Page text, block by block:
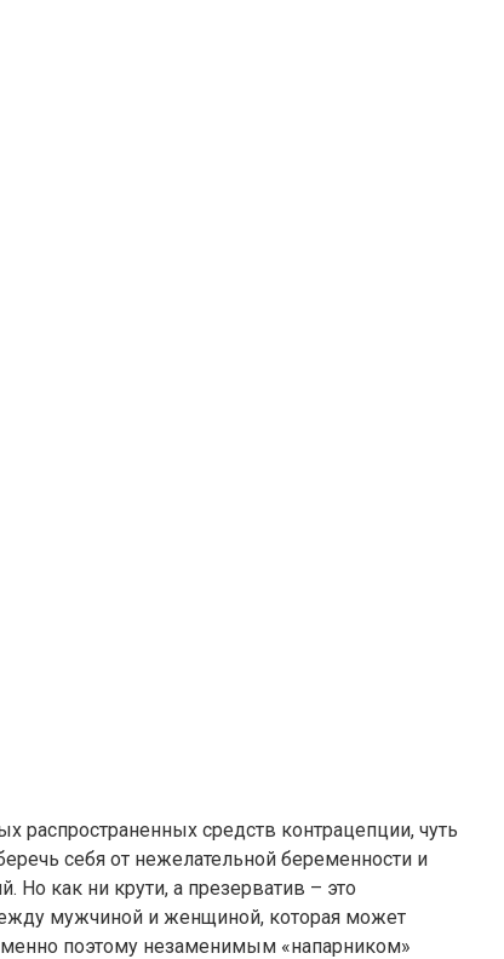
распространенных средств контрацепции, чуть
себя от нежелательной беременности и
Но как ни крути, а презерватив – это
мужчиной и женщиной, которая может
поэтому незаменимым «напарником»